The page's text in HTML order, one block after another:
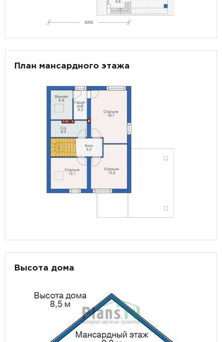
План мансардного этажа
Высота дома